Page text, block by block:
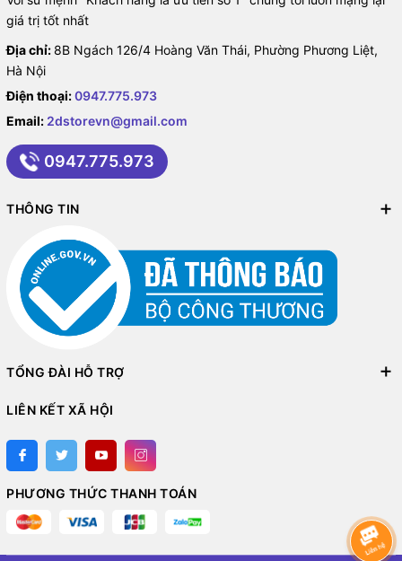
giá trị tốt nhất
Địa chỉ: 8B Ngách 126/4 Hoàng Văn Thái, Phường Phương Liệt,
Hà Nội
Điện thoại:0947.775.973
Email: 2dstorevn@gmail.com
0947.775.973
THÔNG TIN
TỔNG ĐÀI HỖ TRỢ
LIÊN KẾT XÃ HỘI
PHƯƠNG THỨC THANH TOÁN